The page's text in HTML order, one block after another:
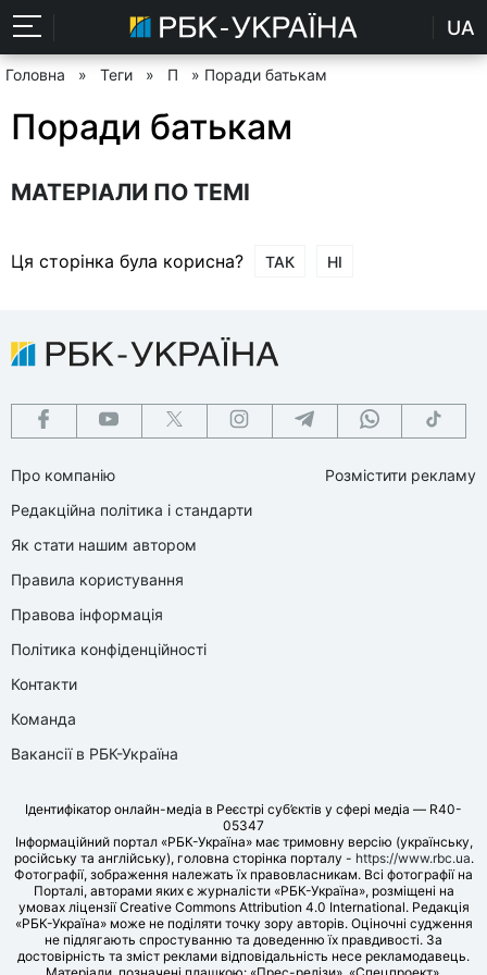
UA
Головна » Теги » П » Поради батькам
Поради батькам
МАТЕРІАЛИ ПО ТЕМІ
Ця сторінка була корисна? ТАК НІ
Про компанію
Редакційна політика і стандарти
Як стати нашим автором
Правила користування
Правова інформація
Політика конфіденційності
Контакти
Команда
Вакансії в РБК-Україна
Розмістити рекламу
Ідентифікатор онлайн-медіа в Реєстрі суб’єктів у сфері медіа — R40-
05347
Інформаційний портал «РБК-Україна» має тримовну версію (українську,
російську та англійську), головна сторінка порталу - https://www.rbc.ua.
Фотографії, зображення належать їх правовласникам. Всі фотографії на
Порталі, авторами яких є журналісти «РБК-Україна», розміщені на
умовах ліцензії Creative Commons Attribution 4.0 International. Редакція
«РБК-Україна» може не поділяти точку зору авторів. Оціночні судження
не підлягають спростуванню та доведенню їх правдивості. За
достовірність та зміст реклами відповідальність несе рекламодавець.